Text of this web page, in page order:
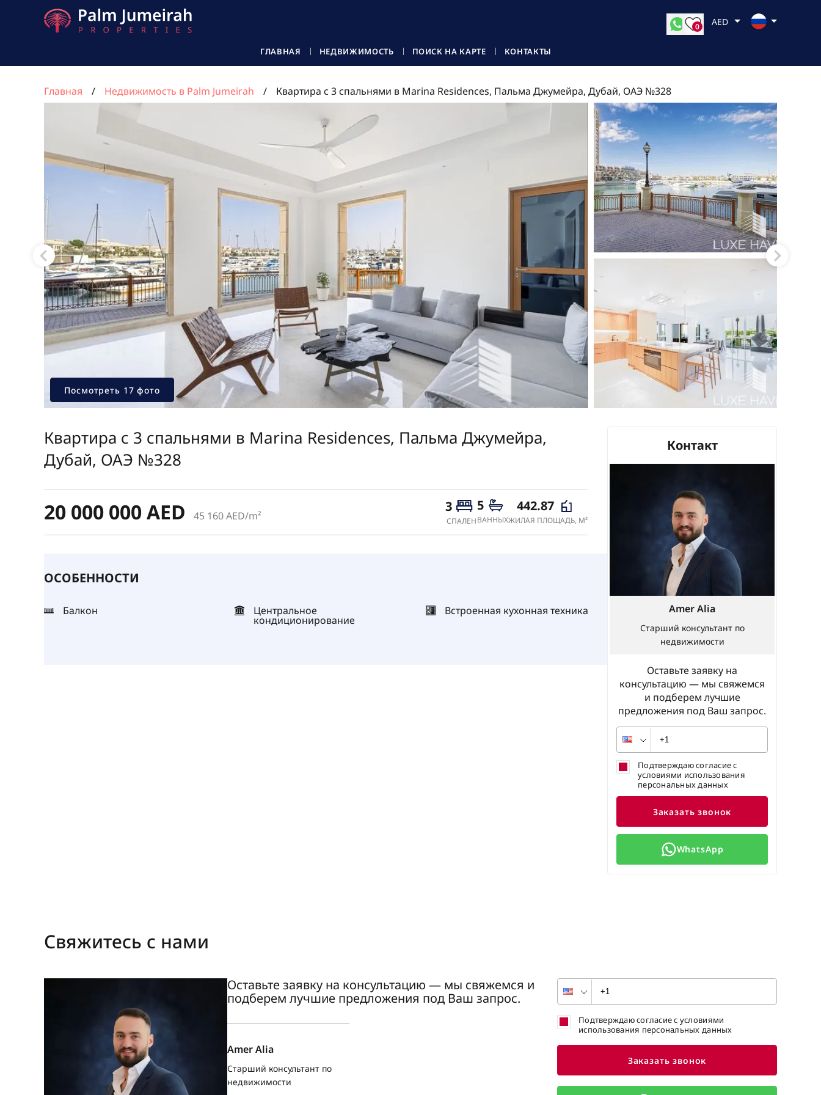
ГЛАВНАЯ НЕДВИЖИМОСТЬ ПОИСК НА КАРТЕ КОНТАКТЫ
0 AED
Главная Недвижимость в Palm Jumeirah Квартира с 3 спальнями в Marina Residences, Пальма Джумейра, Дубай, ОАЭ №328
Посмотреть 17 фото
Квартира с 3 спальнями в Marina Residences, Пальма Джумейра,
Дубай, ОАЭ №328
20 000 000 AED 45 160 AED/m²
3
СПАЛЕН
5
ВАННЫХ
442.87
ЖИЛАЯ ПЛОЩАДЬ, М²
ОСОБЕННОСТИ
Балкон Центральное
кондиционирование
Встроенная кухонная техника
Контакт
Оставьте заявку на
консультацию — мы свяжемся
и подберем лучшие
предложения под Ваш запрос.
Amer Alia
Старший консультант по
недвижимости
Подтверждаю согласие с
условиями использования
персональных данных
Заказать звонок
WhatsApp
Свяжитесь с нами
Оставьте заявку на консультацию — мы свяжемся и
подберем лучшие предложения под Ваш запрос.
Amer Alia
Старший консультант по
недвижимости
Подтверждаю согласие с условиями
использования персональных данных
Заказать звонок